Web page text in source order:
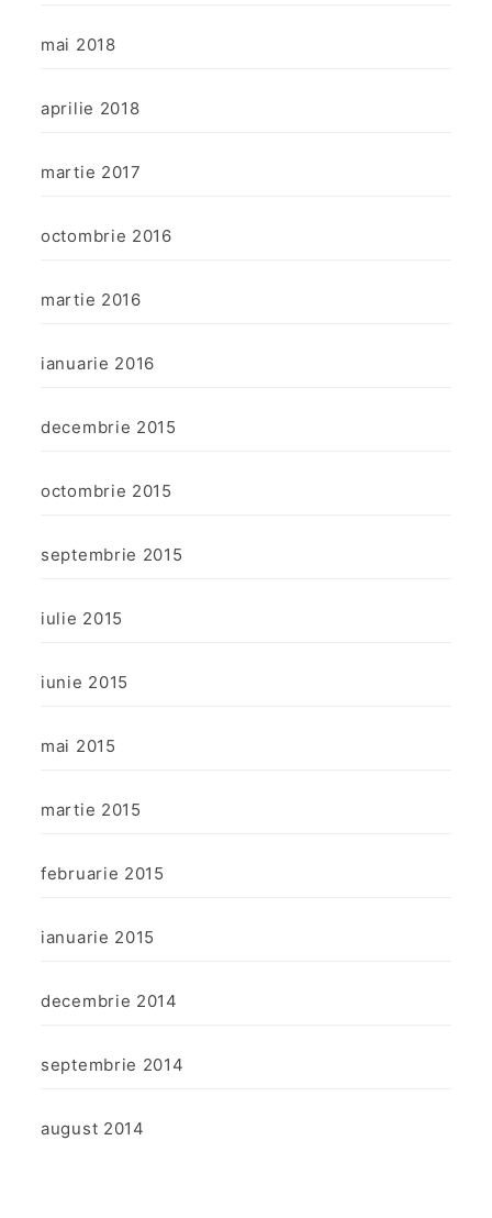
mai 2018
aprilie 2018
martie 2017
octombrie 2016
martie 2016
ianuarie 2016
decembrie 2015
octombrie 2015
septembrie 2015
iulie 2015
iunie 2015
mai 2015
martie 2015
februarie 2015
ianuarie 2015
decembrie 2014
septembrie 2014
august 2014